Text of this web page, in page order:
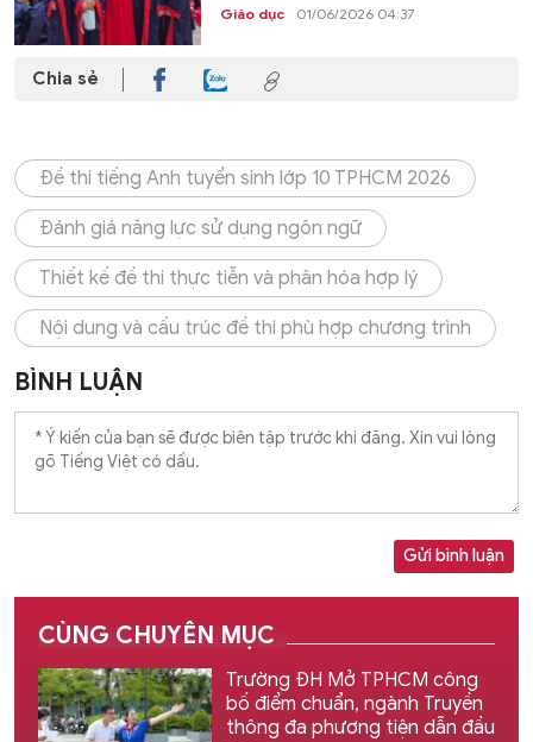
Giáo dục 01/06/2026 04:37
Chia sẻ
Đề thi tiếng Anh tuyển sinh lớp 10 TPHCM 2026
Đánh giá năng lực sử dụng ngôn ngữ
Thiết kế đề thi thực tiễn và phân hóa hợp lý
Nội dung và cấu trúc đề thi phù hợp chương trình
BÌNH LUẬN
Gửi bình luận
CÙNG CHUYÊN MỤC
Trường ĐH Mở TPHCM công
bố điểm chuẩn, ngành Truyền
thông đa phương tiện dẫn đầu